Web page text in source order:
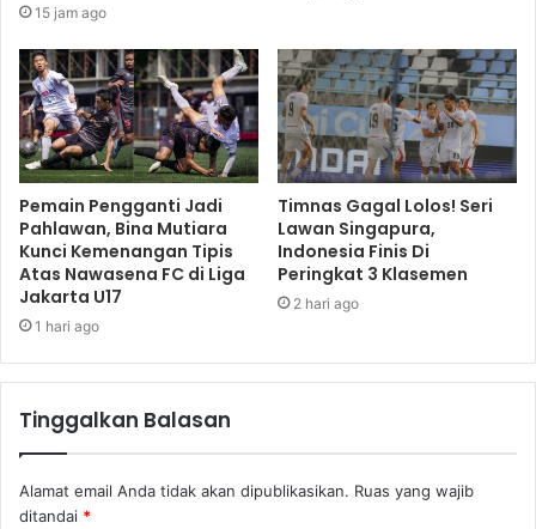
15 jam ago
Pemain Pengganti Jadi
Pahlawan, Bina Mutiara
Kunci Kemenangan Tipis
Atas Nawasena FC di Liga
Jakarta U17
1 hari ago
Timnas Gagal Lolos! Seri
Lawan Singapura,
Indonesia Finis Di
Peringkat 3 Klasemen
2 hari ago
Tinggalkan Balasan
Alamat email Anda tidak akan dipublikasikan. Ruas yang wajib
ditandai *